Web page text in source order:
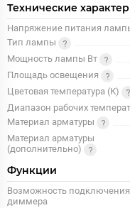
Технические
Напряжение питания
Тип лампы
Мощность лампы Вт
Площадь освещения
Цветовая температура (К)
Диапазон рабочих
Материал арматуры
Материал арматуры
(дополнительно)
Функции
Возможность подключения
диммера